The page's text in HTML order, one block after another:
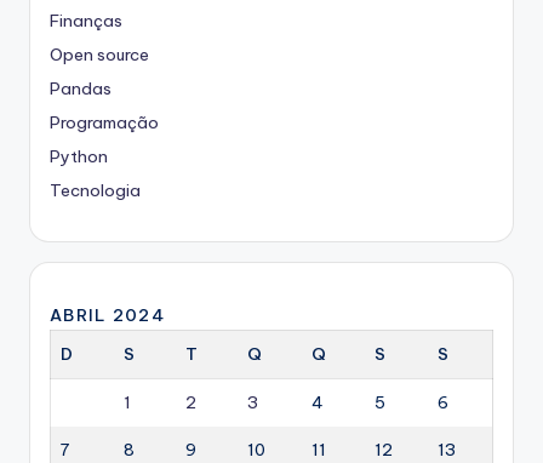
Finanças
Open source
Pandas
Programação
Python
Tecnologia
ABRIL 2024
D
S T Q Q S S
1 2 3 4 5 6
7 8 9 10 11 12 13